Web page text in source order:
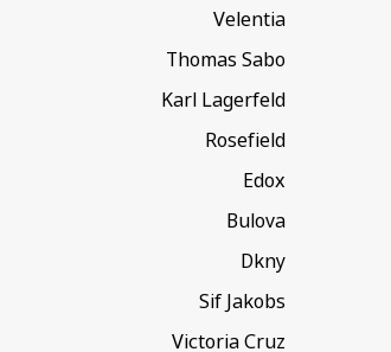
Velentia
Thomas Sabo
Karl Lagerfeld
Rosefield
Edox
Bulova
Dkny
Sif Jakobs
Victoria Cruz